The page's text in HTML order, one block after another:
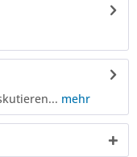
mehr